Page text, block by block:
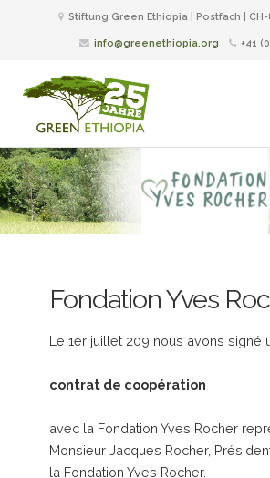
Stiftung Green Ethiopia | Postfach |
info@greenethiopia.org +41
Fondation Yves
Le 1er juillet 209 nous avons signé
contrat de coopération
avec la Fondation Yves Rocher
Monsieur Jacques Rocher,
la Fondation Yves Rocher.